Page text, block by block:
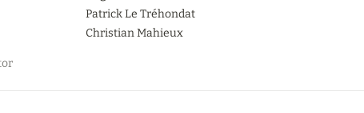
Patrick Le Tréhondat
Christian Mahieux